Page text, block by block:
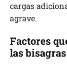
cargas
agrave.
Factores
las bisagras